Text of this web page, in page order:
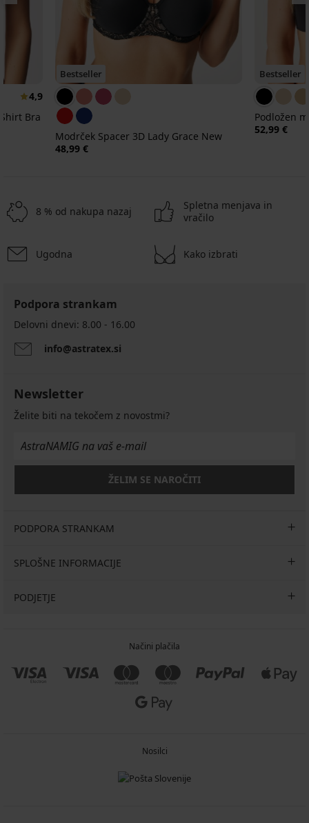
4,9
Bra
Bestseller
Modrček Spacer 3D Lady Grace New
48,99 €
Bestseller
Podložen
52,99 €
8 % od nakupa nazaj
Spletna menjava in
vračilo
Ugodna Kako izbrati
Podpora strankam
Delovni dnevi: 8.00 - 16.00
info@astratex.si
Newsletter
Želite biti na tekočem z novostmi?
ŽELIM SE NAROČITI
PODPORA STRANKAM
SPLOŠNE INFORMACIJE
PODJETJE
Načini plačila
Nosilci